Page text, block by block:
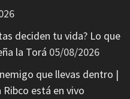
deciden tu vida? Lo que
la Torá 05/08/2026
que llevas dentro |
Ribco está en vivo